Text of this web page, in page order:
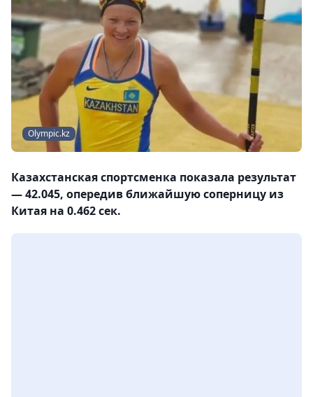
Olympic.kz
Казахстанская спортсменка показала результат
— 42.045, опередив ближайшую соперницу из
Китая на 0.462 сек.